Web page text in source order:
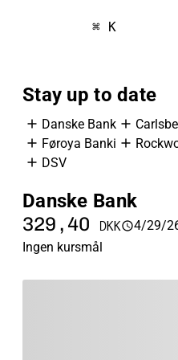
⌘ K
Stay up to date
Danske Bank
Føroya Banki
DSV
Danske Bank
329,40 DKK
4/29/
Ingen kursmål